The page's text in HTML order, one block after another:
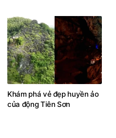
Khám phá vẻ đẹp huyền ảo
của động Tiên Sơn